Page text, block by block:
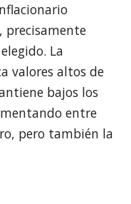
precisamente
La
valores altos de
bajos los
entre
pero también la